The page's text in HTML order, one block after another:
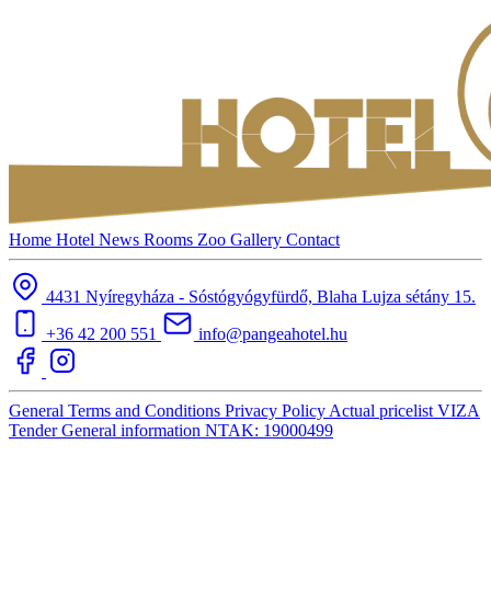
Home Hotel News Rooms Zoo Gallery Contact
4431 Nyíregyháza - Sóstógyógyfürdő, Blaha Lujza sétány 15.
+36 42 200 551
info@pangeahotel.hu
General Terms and Conditions Privacy Policy Actual pricelist VIZA
TenderGeneral information NTAK: 19000499